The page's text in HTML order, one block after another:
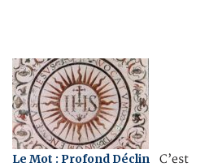
Le Mot : Profond Déclin C’est